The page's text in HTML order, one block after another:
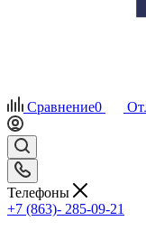
Сравнение0
Телефоны
+7 (863)- 285-09-21